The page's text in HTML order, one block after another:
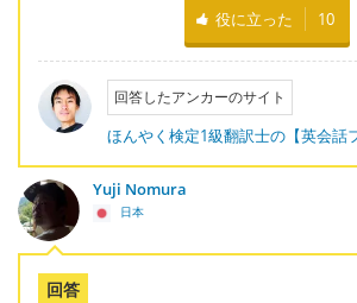
役に立った 10
回答したアンカーのサイト
ほんやく検定1級翻訳士の【英会話
Yuji Nomura
日本
回答